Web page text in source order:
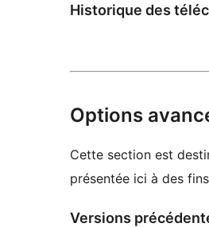
Historique des
Options
Cette section est
présentée ici à des
Versions